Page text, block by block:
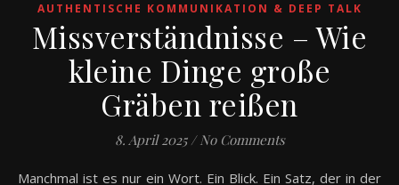
AUTHENTISCHE KOMMUNIKATION & DEEP TALK
Missverständnisse – Wie
kleine Dinge große
Gräben reißen
8. April 2025 / No Comments
Manchmal ist es nur ein Wort. Ein Blick. Ein Satz, der in der